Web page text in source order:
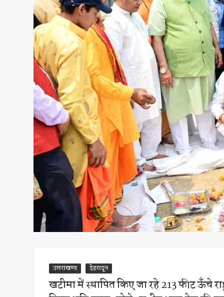
उत्तराखण्ड देहरादून
खटीमा में स्थापित किए जा रहे 213 फीट ऊँचे